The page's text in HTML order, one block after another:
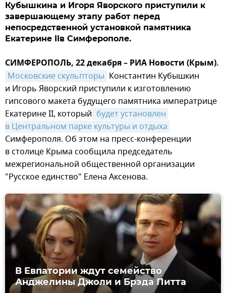
Кубышкина и Игоря Яворского приступили к
завершающему этапу работ перед
непосредственной установкой памятника
Екатерине IIв Симферополе.
СИМФЕРОПОЛЬ, 22 декабря – РИА Новости (Крым).
Московские скульпторы Константин Кубышкин
и Игорь Яворский приступили к изготовлению
гипсового макета будущего памятника императрице
Екатерине II, который будет установлен
в Центральном парке культуры и отдыха
Симферополя. Об этом на пресс-конференции
в столице Крыма сообщила председатель
межрегиональной общественной организации
"Русское единство" Елена Аксенова.
В Евпатории ждут семейство
Анджелины Джоли и Брэда Питта